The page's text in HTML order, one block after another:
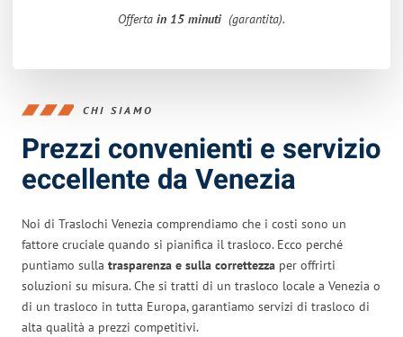
Offerta in 15 minuti (garantita).
CHI SIAMO
Prezzi convenienti e servizio
eccellente da Venezia
Noi di Traslochi Venezia comprendiamo che i costi sono un
fattore cruciale quando si pianifica il trasloco. Ecco perché
puntiamo sulla trasparenza e sulla correttezza per offrirti
soluzioni su misura. Che si tratti di un trasloco locale a Venezia o
di un trasloco in tutta Europa, garantiamo servizi di trasloco di
alta qualità a prezzi competitivi.